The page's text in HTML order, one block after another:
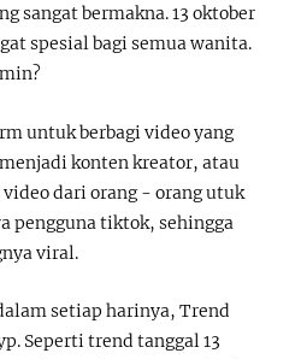
sangat bermakna. 13 oktober
spesial bagi semua wanita.
untuk berbagi video yang
konten kreator, atau
dari orang - orang utuk
pengguna tiktok, sehingga
viral.
setiap harinya, Trend
Seperti trend tanggal 13